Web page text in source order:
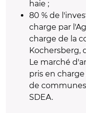
haie ;
80 % de
charge par
charge de la
Kochersberg,
Le marché
pris en
de
SDEA.